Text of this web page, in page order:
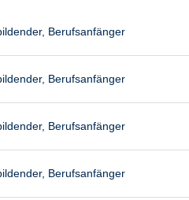
Berufsanfänger
Berufsanfänger
Berufsanfänger
Berufsanfänger